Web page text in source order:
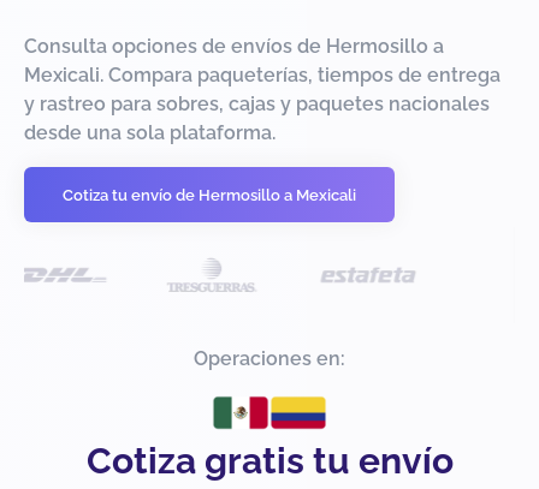
Consulta opciones de envíos de Hermosillo a
Mexicali. Compara paqueterías, tiempos de entrega
y rastreo para sobres, cajas y paquetes nacionales
desde una sola plataforma.
Cotiza tu envío de Hermosillo a Mexicali
Operaciones en:
Cotiza gratis tu envío